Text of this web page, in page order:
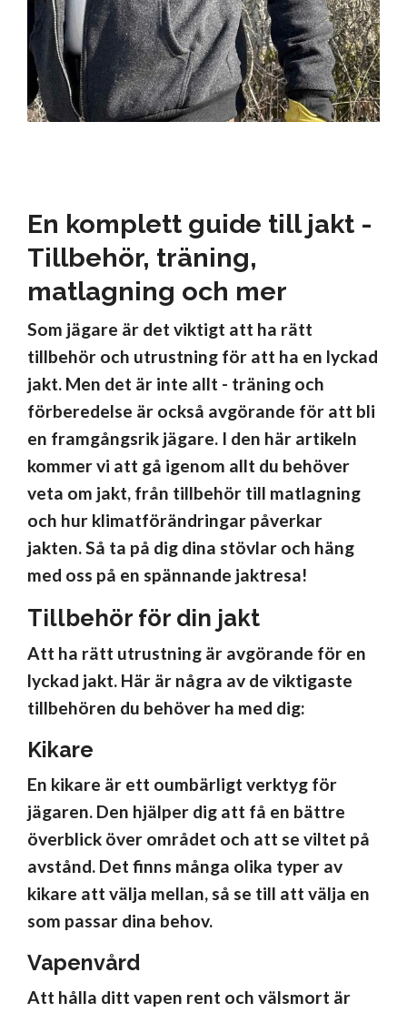
En komplett guide till jakt -
Tillbehör, träning,
matlagning och mer
Som jägare är det viktigt att ha rätt
tillbehör och utrustning för att ha en lyckad
jakt. Men det är inte allt - träning och
förberedelse är också avgörande för att bli
en framgångsrik jägare. I den här artikeln
kommer vi att gå igenom allt du behöver
veta om jakt, från tillbehör till matlagning
och hur klimatförändringar påverkar
jakten. Så ta på dig dina stövlar och häng
med oss på en spännande jaktresa!
Tillbehör för din jakt
Att ha rätt utrustning är avgörande för en
lyckad jakt. Här är några av de viktigaste
tillbehören du behöver ha med dig:
Kikare
En kikare är ett oumbärligt verktyg för
jägaren. Den hjälper dig att få en bättre
överblick över området och att se viltet på
avstånd. Det finns många olika typer av
kikare att välja mellan, så se till att välja en
som passar dina behov.
Vapenvård
Att hålla ditt vapen rent och välsmort är